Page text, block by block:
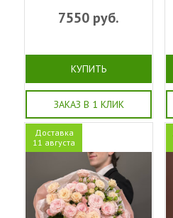
7550 руб.
КУПИТЬ
ЗАКАЗ В 1 КЛИК
Доставка
11 августа